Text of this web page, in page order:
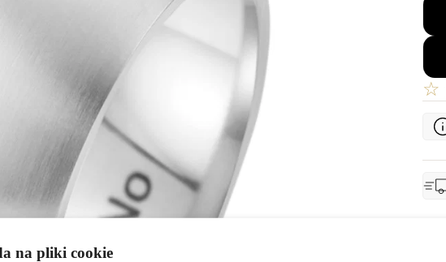
na pliki cookie
☆